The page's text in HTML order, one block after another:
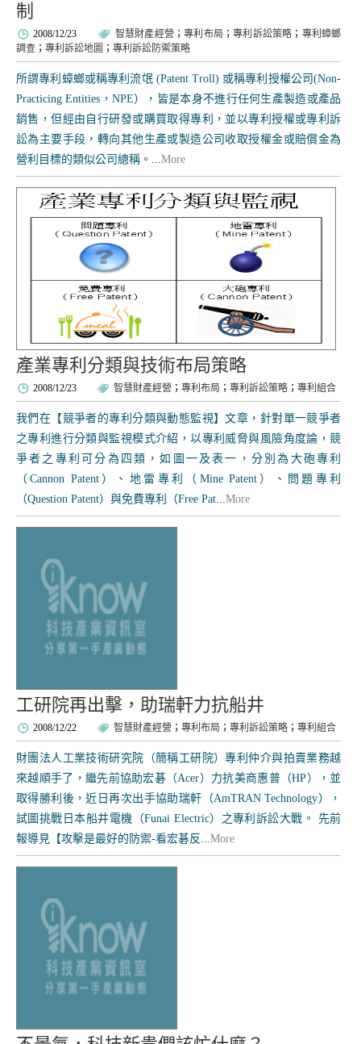
制
2008/12/23 智慧財產經營 ； 專利布局 ； 專利訴訟策略 ； 專利蟑螂
調查 ； 專利訴訟地圖 ； 專利訴訟防禦策略
所謂專利蟑螂或稱專利流氓 (Patent Troll) 或稱專利授權公司(Non-
Practicing Entities，NPE），皆是本身不進行任何生產製造或產品
銷售，但經由自行研發或購買取得專利，並以專利授權或專利訴
訟為主要手段，轉向其他生產或製造公司收取授權金或賠償金為
營利目標的類似公司總稱。...More
產業專利分類與技術布局策略
2008/12/23 智慧財產經營 ； 專利布局 ； 專利訴訟策略 ； 專利組合
我們在【競爭者的專利分類與動態監視】文章，針對單一競爭者
之專利進行分類與監視模式介紹，以專利威脅與風險角度論，競
爭者之專利可分為四類，如圖一及表一，分別為大砲專利
（Cannon Patent）、地雷專利（Mine Patent）、問題專利
（Question Patent）與免費專利（Free Pat...More
工研院再出擊，助瑞軒力抗船井
2008/12/22 智慧財產經營 ； 專利布局 ； 專利訴訟策略 ； 專利組合
財團法人工業技術研究院（簡稱工研院）專利仲介與拍賣業務越
來越順手了，繼先前協助宏碁（Acer）力抗美商惠普（HP），並
取得勝利後，近日再次出手協助瑞軒（AmTRAN Technology），
試圖挑戰日本船井電機（Funai Electric）之專利訴訟大戰。 先前
報導見【攻擊是最好的防禦-看宏碁反...More